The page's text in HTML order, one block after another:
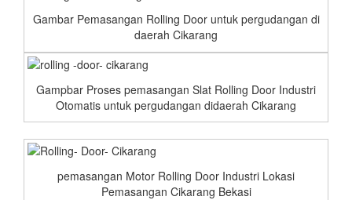
Gambar Pemasangan Rolling Door untuk pergudangan di
daerah Cikarang
Gampbar Proses pemasangan Slat Rolling Door Industri
Otomatis untuk pergudangan didaerah Cikarang
pemasangan Motor Rolling Door Industri Lokasi
Pemasangan Cikarang Bekasi